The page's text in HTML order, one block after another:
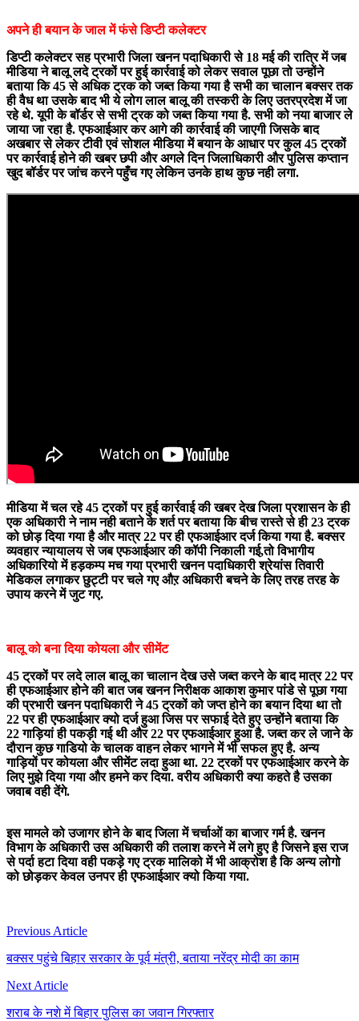
अपने ही बयान के जाल में फंसे डिप्टी कलेक्टर
डिप्टी कलेक्टर सह प्रभारी जिला खनन पदाधिकारी से 18 मई की रात्रि में जब
मीडिया ने बालू लदे ट्रकों पर हुई कार्रवाई को लेकर सवाल पूछा तो उन्होंने
बताया कि 45 से अधिक ट्रक को जब्त किया गया है सभी का चालान बक्सर तक
ही वैध था उसके बाद भी ये लोग लाल बालू की तस्करी के लिए उतरप्रदेश में जा
रहे थे. यूपी के बॉर्डर से सभी ट्रक को जब्त किया गया है. सभी को नया बाजार ले
जाया जा रहा है. एफआईआर कर आगे की कार्रवाई की जाएगी जिसके बाद
अखबार से लेकर टीवी एवं सोशल मीडिया में बयान के आधार पर कुल 45 ट्रकों
पर कार्रवाई होने की खबर छपी और अगले दिन जिलाधिकारी और पुलिस कप्तान
खुद बॉर्डर पर जांच करने पहुँच गए लेकिन उनके हाथ कुछ नही लगा.
मीडिया में चल रहे 45 ट्रकों पर हुई कार्रवाई की खबर देख जिला प्रशासन के ही
एक अधिकारी ने नाम नही बताने के शर्त पर बताया कि बीच रास्ते से ही 23 ट्रक
को छोड़ दिया गया है और मात्र 22 पर ही एफआईआर दर्ज किया गया है. बक्सर
व्यवहार न्यायालय से जब एफआईआर की कॉपी निकाली गई,तो विभागीय
अधिकारियो में हड़कम्प मच गया प्रभारी खनन पदाधिकारी श्रेयांस तिवारी
मेडिकल लगाकर छुट्टी पर चले गए औऱ अधिकारी बचने के लिए तरह तरह के
उपाय करने में जुट गए.
बालू को बना दिया कोयला और सीमेंट
45 ट्रकों पर लदे लाल बालू का चालान देख उसे जब्त करने के बाद मात्र 22 पर
ही एफआईआर होने की बात जब खनन निरीक्षक आकाश कुमार पांडे से पूछा गया
की प्रभारी खनन पदाधिकारी ने 45 ट्रकों को जप्त होने का बयान दिया था तो
22 पर ही एफआईआर क्यो दर्ज हुआ जिस पर सफाई देते हुए उन्होंने बताया कि
22 गाड़ियां ही पकड़ी गई थी और 22 पर एफआईआर हुआ है. जब्त कर ले जाने के
दौरान कुछ गाडियो के चालक वाहन लेकर भागने में भी सफल हुए है. अन्य
गाड़ियों पर कोयला और सीमेंट लदा हुआ था. 22 ट्रकों पर एफआईआर करने के
लिए मुझे दिया गया और हमने कर दिया. वरीय अधिकारी क्या कहते है उसका
जवाब वही देंगे.
इस मामले को उजागर होने के बाद जिला में चर्चाओं का बाजार गर्म है. खनन
विभाग के अधिकारी उस अधिकारी की तलाश करने में लगे हुए है जिसने इस राज
से पर्दा हटा दिया वही पकड़े गए ट्रक मालिको में भी आक्रोश है कि अन्य लोगो
को छोड़कर केवल उनपर ही एफआईआर क्यो किया गया.
Post
navigation
Previous Article
बक्सर पहुंचे बिहार सरकार के पूर्व मंत्री, बताया नरेंद्र मोदी का काम
Next Article
शराब के नशे में बिहार पुलिस का जवान गिरफ्तार